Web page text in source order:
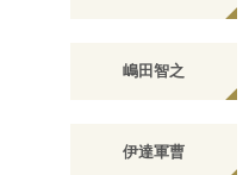
嶋田智之
伊達軍曹